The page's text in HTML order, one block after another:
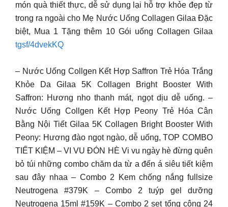
món quà thiết thực, dễ sử dụng lại hỗ trợ khỏe đẹp từ
trong ra ngoài cho Mẹ Nước Uống Collagen Gilaa Đặc
biệt, Mua 1 Tặng thêm 10 Gói uống Collagen Gilaa
tgsf/4dvekKQ
– Nước Uống Collgen Kết Hợp Saffron Trẻ Hóa Trắng
Khỏe Da Gilaa 5K Collagen Bright Booster With
Saffron: Hương nho thanh mát, ngọt dịu dễ uống. –
Nước Uống Collgen Kết Hợp Peony Trẻ Hóa Cân
Bằng Nội Tiết Gilaa 5K Collagen Bright Booster With
Peony: Hương đào ngọt ngào, dễ uống, TOP COMBO
TIẾT KIỆM – VI VU ĐÓN HÈ Vi vu ngày hè đừng quên
bỏ túi những combo chăm da từ a đến á siêu tiết kiệm
sau đây nhaa – Combo 2 Kem chống nắng fullsize
Neutrogena #379K – Combo 2 tuýp gel dưỡng
Neutrogena 15ml #159K – Combo 2 set tổng cộng 24